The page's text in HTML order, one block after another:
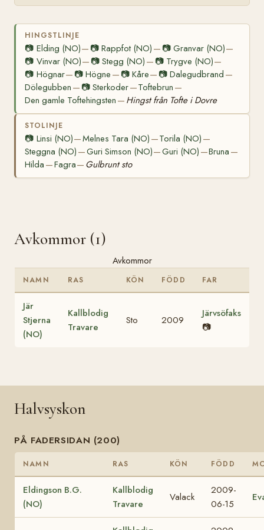
HINGSTLINJE
📷 Elding (NO)— 📷Rappfot (NO) — 📷 Granvar (NO)—
📷 Vinvar (NO)— 📷Stegg (NO) — 📷 Trygve (NO)—
📷 Högnar— 📷Högne — 📷 Kåre— 📷 Dalegudbrand —
Dölegubben — 📷Sterkoder—Toftebrun —
Den gamle Toftehingsten — Hingst från Tofte i Dovre
STOLINJE
📷 Linsi (NO)—Melnes Tara (NO) —Torila (NO) —
Steggna (NO) —Guri Simson (NO)—Guri (NO) —Bruna —
Hilda —Fagra— Gulbrunt sto
Avkommor (1)
Avkommor
NAMN RAS KÖN FÖDD FAR
Jär
Stjerna
(NO)
Kallblodig
Travare
Sto 2009
Järvsöfaks
📷
Halvsyskon
PÅ FADERSIDAN (200)
NAMN RAS KÖN FÖDD
Eldingson B.G.
(NO)
Kallblodig
Travare
Valack
2009-
06-15